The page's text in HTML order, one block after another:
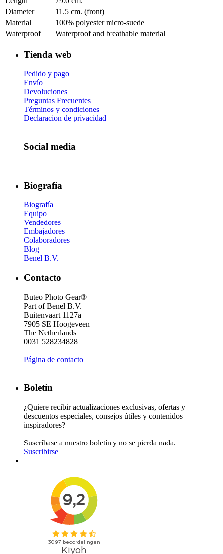
Diameter
11.5 cm. (front)
Material
100% polyester micro-suede
Waterproof
Waterproof and breathable material
Tienda web
Pedido y pago
Envío
Devoluciones
Preguntas Frecuentes
Términos y condiciones
Declaracion de privacidad
Social media
Biografía
Biografía
Equipo
Vendedores
Embajadores
Colaboradores
Blog
Benel B.V.
Contacto
Buteo Photo Gear®
Part of Benel B.V.
Buitenvaart 1127a
7905 SE Hoogeveen
The Netherlands
0031 528234828
Página de contacto
Boletín
¿Quiere recibir actualizaciones exclusivas, ofertas y
descuentos especiales, consejos útiles y contenidos
inspiradores?
Suscríbase a nuestro boletín y no se pierda nada.
Suscribirse